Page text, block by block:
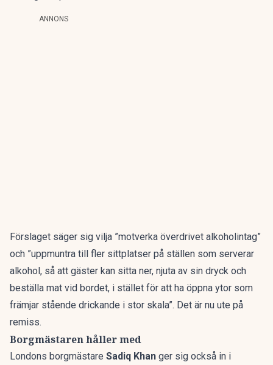
ANNONS
Förslaget säger sig vilja ”motverka överdrivet alkoholintag”
och ”uppmuntra till fler sittplatser på ställen som serverar
alkohol, så att gäster kan sitta ner, njuta av sin dryck och
beställa mat vid bordet, i stället för att ha öppna ytor som
främjar stående drickande i stor skala”. Det är nu ute på
remiss.
Borgmästaren håller med
Londons borgmästare Sadiq Khan ger sig också in i